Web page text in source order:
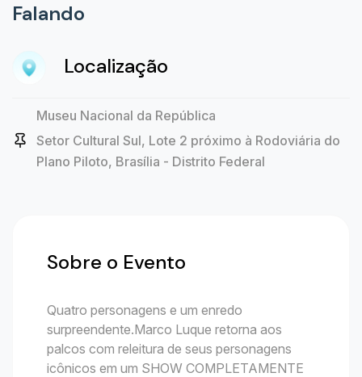
Falando
Localização
Museu Nacional da República
Setor Cultural Sul, Lote 2 próximo à Rodoviária do
Plano Piloto, Brasília - Distrito Federal
Sobre o Evento
Quatro personagens e um enredo
surpreendente.Marco Luque retorna aos
palcos com releitura de seus personagens
icônicos em um SHOW COMPLETAMENTE